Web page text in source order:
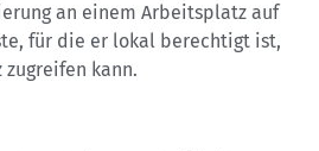
an einem Arbeitsplatz auf
für die er lokal berechtigt ist,
kann.